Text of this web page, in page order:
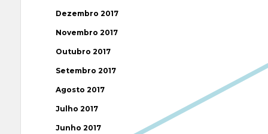
Dezembro 2017
Novembro 2017
Outubro 2017
Setembro 2017
Agosto 2017
Julho 2017
Junho 2017